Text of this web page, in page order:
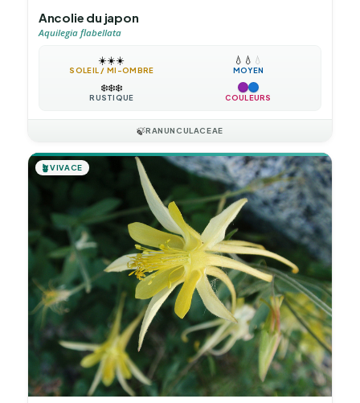
Ancolie du japon
Aquilegia flabellata
☀️☀️☀️
SOLEIL / MI-OMBRE
💧 💧 💧
MOYEN
❄️❄️❄️
RUSTIQUE COULEURS
🍃RANUNCULACEAE
🪴VIVACE